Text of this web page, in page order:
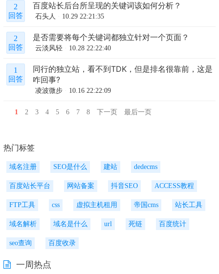
2
回答
百度站长后台所呈现的关键词该如何分析？
石头人 10.29 22:21:35
2
回答
是否需要将每个关键词都独立针对一个页面？
云淡风轻 10.28 22:22:40
1
回答
同行的独立站，看不到TDK，但是排名很靠前，这是
咋回事?
凌波微步 10.16 22:22:09
1 2 3 4 5 6 7 8 下一页 最后一页
热门标签
域名注册 SEO是什么 建站 dedecms
百度站长平台 网站备案 抖音SEO ACCESS教程
FTP工具 css 虚拟主机租用 帝国cms 站长工具
域名解析 域名是什么 url 死链 百度统计
seo查询 百度收录
一周热点